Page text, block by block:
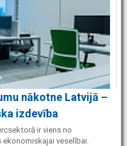
nākotne Latvijā –
izdevība
ir viens no
veselībai.